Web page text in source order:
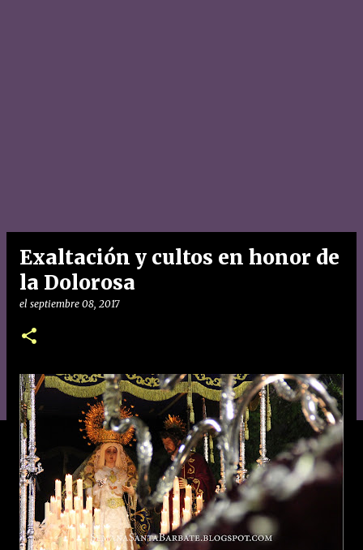
Exaltación y cultos en honor de
la Dolorosa
el septiembre 08, 2017